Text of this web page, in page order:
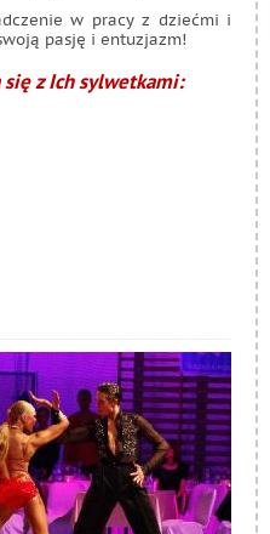
w pracy z dziećmi i
pasję i entuzjazm!
się z Ich sylwetkami: